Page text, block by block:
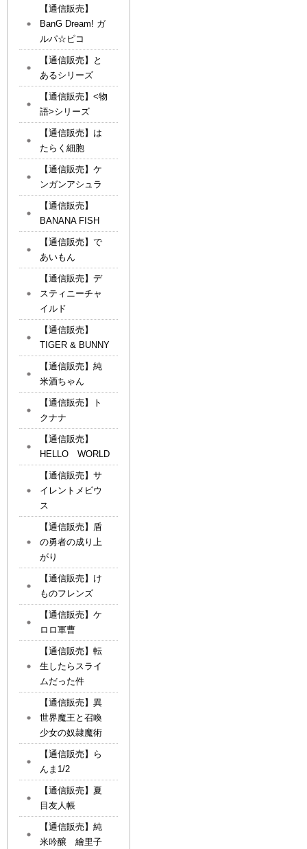
【通信販売】
BanG Dream! ガ
ルパ☆ピコ
【通信販売】と
あるシリーズ
【通信販売】<物
語>シリーズ
【通信販売】は
たらく細胞
【通信販売】ケ
ンガンアシュラ
【通信販売】
BANANA FISH
【通信販売】で
あいもん
【通信販売】デ
スティニーチャ
イルド
【通信販売】
TIGER & BUNNY
【通信販売】純
米酒ちゃん
【通信販売】ト
クナナ
【通信販売】
HELLO WORLD
【通信販売】サ
イレントメビウ
ス
【通信販売】盾
の勇者の成り上
がり
【通信販売】け
ものフレンズ
【通信販売】ケ
ロロ軍曹
【通信販売】転
生したらスライ
ムだった件
【通信販売】異
世界魔王と召喚
少女の奴隷魔術
【通信販売】ら
んま1/2
【通信販売】夏
目友人帳
【通信販売】純
米吟醸 繪里子